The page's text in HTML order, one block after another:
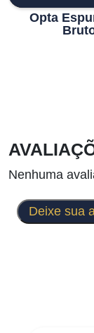
Opta
Nenhuma
Deixe sua